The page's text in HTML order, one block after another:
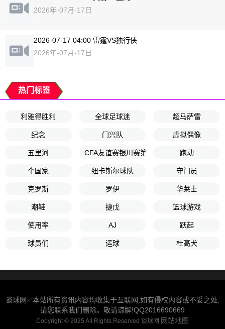
2026年-07月-17日
2026-07-17 04:00 雷霆VS独行侠
2026年-07月-17日
热门标签
利雅得胜利 全球足球迷 超马萨雷
纪念 门兴队 虚拟偶像
五里河 CFA友谊赛银川赛第3轮 跑动
个国家 纽卡斯尔球队 守门员
克罗斯 罗伊 华莱士
潮鞋 捷戊 篮球游戏
使用率 AJ 跃起
球员们 运球 杜高犬
谈球网✅本站所有资讯内容均收集于互联网,如有侵权内容或不妥之处,
请您联系我们删除。敬请谅解!QQ2016690669
Copyright © 2025 All Rights Reserved 谈球网 网站地图